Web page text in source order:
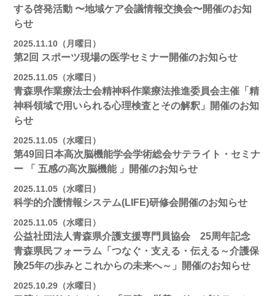
する啓発活動 〜地域ケア会議情報交換会〜開催のお知
らせ
2025.11.10（月曜日）
第2回 スポーツ現場の医学セミナー開催のお知らせ
2025.11.05（水曜日）
青森県作業療法士会精神科作業療法推進委員会主催「精
神科領域で用いられる心理検査とその解釈」開催のお知
らせ
2025.11.05（水曜日）
第49回日本高次脳機能学会学術総会サテライト・セミナ
ー 「 五感の高次脳機能 」開催のお知らせ
2025.11.05（水曜日）
科学的介護情報システム(LIFE)研修会開催のお知らせ
2025.11.05（水曜日）
公益社団法人青森県介護支援専門員協会 25周年記念
青森県民フォーラム「つなぐ・支える・伝える～介護保
険25年の歩みとこれからの未来へ～」開催のお知らせ
2025.10.29（水曜日）